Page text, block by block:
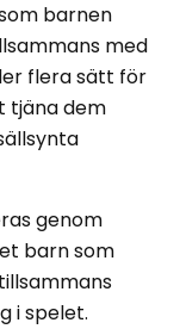
barnen
med
flera sätt för
tjäna dem
genom
barn som
i spelet.